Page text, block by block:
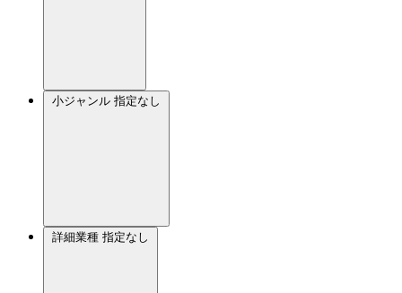
小ジャンル 指定なし
詳細業種 指定なし